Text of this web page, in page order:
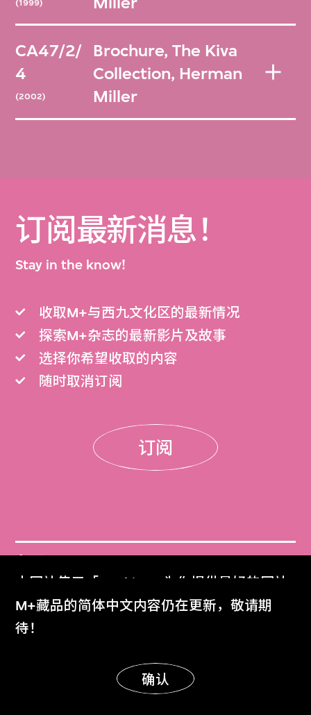
本网站使用「Cookies」为你提供最好的网站
体验。
了解更多
明白
M+藏品的简体中文内容仍在更新，敬请期
待！
确认
(1999)
CA47/2/
4
(2002)
Brochure, The Kiva
Collection, Herman
Miller
订阅最新消息！
Stay in the know!
收取M+与西九文化区的最新情况
探索M+杂志的最新影片及故事
选择你希望收取的内容
随时取消订阅
订阅
门票
Get Tickets